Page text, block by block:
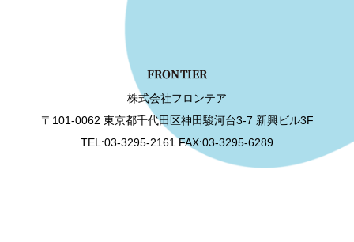
株式会社フロンテア
〒101-0062 東京都千代田区神田駿河台3-7 新興ビル3F
TEL:03-3295-2161 FAX:03-3295-6289